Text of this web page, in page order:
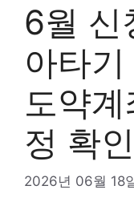
6월 신
아타
도약
정 확인
2026년 06월 18